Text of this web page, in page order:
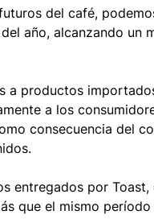
del café,
año, alcanzando un
a productos
a los
consecuencia del
entregados por
que el mismo